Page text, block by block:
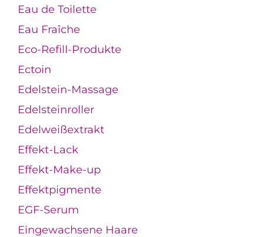
Eau de Toilette
Eau Fraîche
Eco-Refill-Produkte
Ectoin
Edelstein-Massage
Edelsteinroller
Edelweißextrakt
Effekt-Lack
Effekt-Make-up
Effektpigmente
EGF-Serum
Eingewachsene Haare